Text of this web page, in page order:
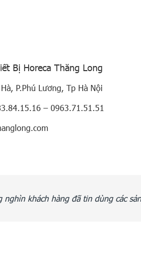
Bị Horeca Thăng Long
P.Phú Lương, Tp Hà Nội
– 0963.71.51.51
nghìn khách hàng đã tin dùng các